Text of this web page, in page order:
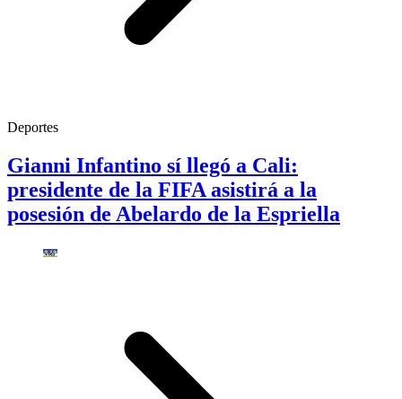
Deportes
Gianni Infantino sí llegó a Cali:
presidente de la FIFA asistirá a la
posesión de Abelardo de la Espriella